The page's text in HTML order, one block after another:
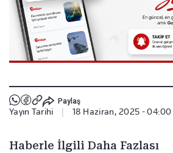
Paylaş
Yayın Tarihi 18 Haziran, 2025 - 04:00
Haberle İlgili Daha Fazlası